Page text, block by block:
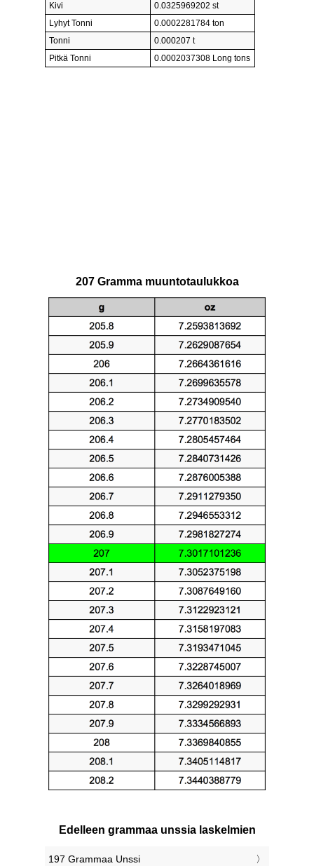
Kivi
0.0325969202 st
Lyhyt Tonni
0.0002281784 ton
Tonni
0.000207 t
Pitkä Tonni
0.0002037308 Long tons
207 Gramma muuntotaulukkoa
Edelleen grammaa unssia laskelmien
197 Grammaa Unssi